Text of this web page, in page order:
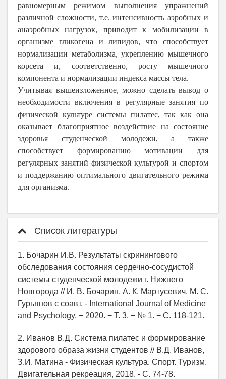
равномерным режимом выполнения упражнений
различной сложности, т.е. интенсивность аэробных и
анаэробных нагрузок, приводит к мобилизации в
организме гликогена и липидов, что способствует
нормализации метаболизма, укреплению мышечного
корсета и, соответственно, росту мышечного
компонента и нормализации индекса массы тела.
Учитывая вышеизложенное, можно сделать вывод о
необходимости включения в регулярные занятия по
физической культуре системы пилатес, так как она
оказывает благоприятное воздействие на состояние
здоровья студенческой молодежи, а также
способствует формированию мотивации для
регулярных занятий физической культурой и спортом
и поддержанию оптимального двигательного режима
для организма.
Список литературы
1. Бочарин И.В. Результаты скринингового
обследования состояния сердечно-сосудистой
системы студенческой молодежи г. Нижнего
Новгорода // И. В. Бочарин, А. К. Мартусевич, М. С.
Гурьянов с соавт. - International Journal of Medicine
and Psychology. − 2020. − Т. 3. − № 1. − С. 118-121.
2. Иванов В.Д. Система пилатес и формирование
здорового образа жизни студентов // В.Д. Иванов,
З.И. Матина - Физическая культура. Спорт. Туризм.
Двигательная рекреация, 2018. - С. 74-78.